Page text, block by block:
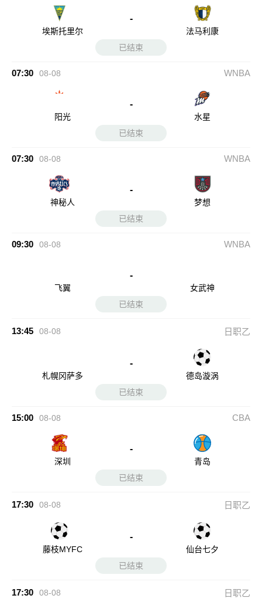
埃斯托里尔
-
法马利康
已结束
07:30 08-08 WNBA
阳光
-
水星
已结束
07:30 08-08 WNBA
神秘人
-
梦想
已结束
09:30 08-08 WNBA
飞翼
-
女武神
已结束
13:45 08-08 日职乙
札幌冈萨多
-
德岛漩涡
已结束
15:00 08-08 CBA
深圳
-
青岛
已结束
17:30 08-08 日职乙
藤枝MYFC
-
仙台七夕
已结束
17:30 08-08 日职乙